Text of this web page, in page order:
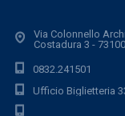
Via Colonnello
Costadura 3 -
0832.241501
Ufficio Biglietteria